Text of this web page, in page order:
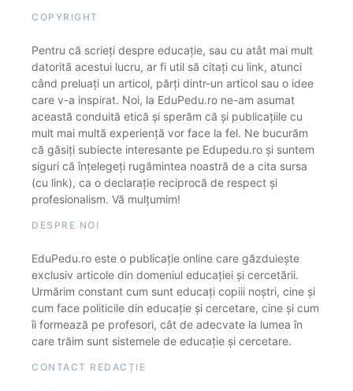
COPYRIGHT
Pentru că scrieți despre educație, sau cu atât mai mult
datorită acestui lucru, ar fi util să citați cu link, atunci
când preluați un articol, părți dintr-un articol sau o idee
care v-a inspirat. Noi, la EduPedu.ro ne-am asumat
această conduită etică și sperăm că și publicațiile cu
mult mai multă experiență vor face la fel. Ne bucurăm
că găsiți subiecte interesante pe Edupedu.ro și suntem
siguri că înțelegeți rugămintea noastră de a cita sursa
(cu link), ca o declarație reciprocă de respect și
profesionalism. Vă mulțumim!
DESPRE NOI
EduPedu.ro este o publicație online care găzduiește
exclusiv articole din domeniul educației și cercetării.
Urmărim constant cum sunt educați copiii noștri, cine și
cum face politicile din educație și cercetare, cine și cum
îi formează pe profesori, cât de adecvate la lumea în
care trăim sunt sistemele de educație și cercetare.
CONTACT REDACȚIE